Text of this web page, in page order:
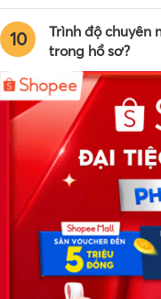
10
Trình độ chuyên
trong hồ sơ?
Công
Địa chỉ: Số 81, ngõ
Hoa, Quận
Email: